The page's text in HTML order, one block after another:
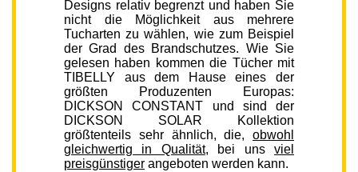
Designs relativ begrenzt und haben Sie
nicht die Möglichkeit aus mehrere
Tucharten zu wählen, wie zum Beispiel
der Grad des Brandschutzes. Wie Sie
gelesen haben kommen die Tücher mit
TIBELLY aus dem Hause eines der
größten Produzenten Europas:
DICKSON CONSTANT und sind der
DICKSON SOLAR Kollektion
größtenteils sehr ähnlich, die, obwohl
gleichwertig in Qualität, bei unsviel
preisgünstiger angeboten werden kann.